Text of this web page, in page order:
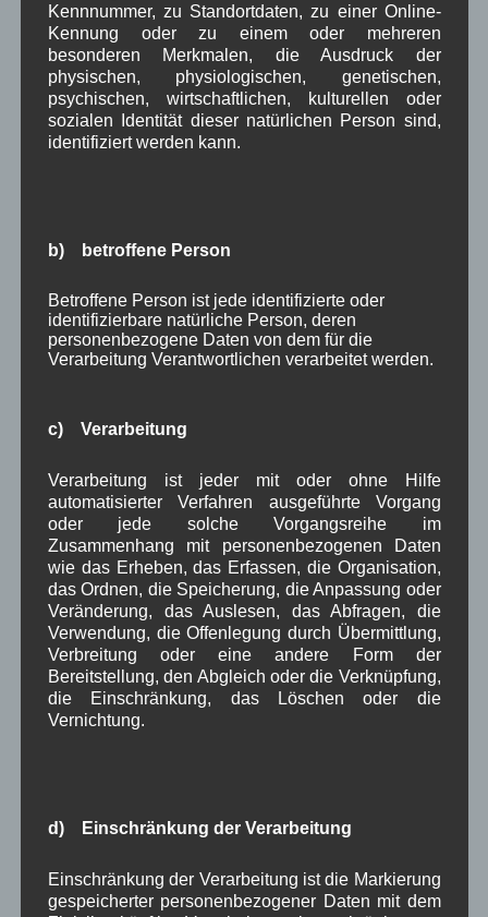
Josef Otler, Verein fürr GeschichtebeiÜber uns
Gerd ErfertbeiÜber uns
Beitragsarchiv
Mai 2026(11)
März 2026(9)
Februar 2026(6)
Januar 2026(8)
Dezember 2025(14)
September 2025(5)
Juli 2025(9)
Juni 2025(7)
Mai 2025
(3)
April 2025(8)
März 2025(5)
Februar 2025(9)
Januar 2025(8)
Dezember 2024(7)
November 2024(14)
Oktober 2024(10)
September 2024
April 2024(5)
Februar 2024(4)
Januar 2024(5)
Kennnummer, zu Standortdaten, zu einer Online-
Kennung oder zu einem oder mehreren
besonderen Merkmalen, die Ausdruck der
physischen, physiologischen, genetischen,
psychischen, wirtschaftlichen, kulturellen oder
sozialen Identität dieser natürlichen Person sind,
identifiziert werden kann.
b) betroffene Person
Betroffene Person ist jede identifizierte oder
identifizierbare natürliche Person, deren
personenbezogene Daten von dem für die
Verarbeitung Verantwortlichen verarbeitet werden.
c) Verarbeitung
Verarbeitung ist jeder mit oder ohne Hilfe
automatisierter Verfahren ausgeführte Vorgang
oder jede solche Vorgangsreihe im
Zusammenhang mit personenbezogenen Daten
wie das Erheben, das Erfassen, die Organisation,
das Ordnen, die Speicherung, die Anpassung oder
Veränderung, das Auslesen, das Abfragen, die
Verwendung, die Offenlegung durch Übermittlung,
Verbreitung oder eine andere Form der
Bereitstellung, den Abgleich oder die Verknüpfung,
die Einschränkung, das Löschen oder die
Vernichtung.
d) Einschränkung der Verarbeitung
Einschränkung der Verarbeitung ist die Markierung
gespeicherter personenbezogener Daten mit dem